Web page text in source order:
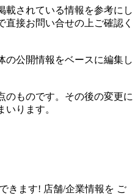
載されている情報を参考にし
接お問い合せの上ご確認く
の公開情報をベースに編集し
のものです。その後の変更に
ります。
きます! 店舗/企業情報を ご